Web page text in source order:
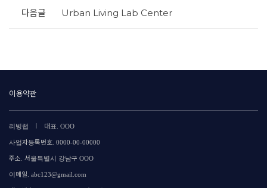
다음글 Urban Living Lab Center
이용약관
리빙랩 | 대표. OOO
사업자등록번호. 0000-00-00000
주소. 서울특별시 강남구 OOO
이메일. abc123@gmail.com